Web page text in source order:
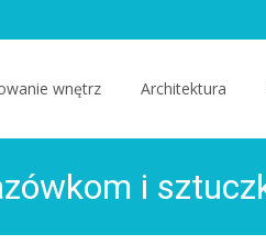
wnętrz Architektura
i